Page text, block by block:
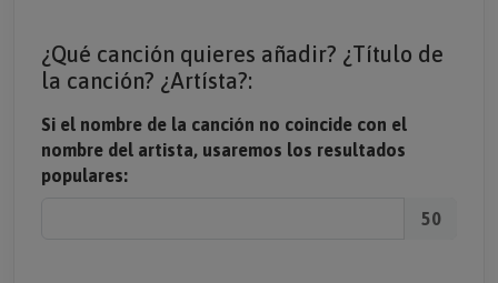
¿Qué canción quieres añadir? ¿Título de
la canción? ¿Artísta?:
Si el nombre de la canción no coincide con el
nombre del artista, usaremos los resultados
populares:
50